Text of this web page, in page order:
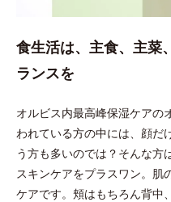
食生活は、主食、主菜
ランスを
オルビス内最高峰保湿ケアの
われている方の中には、顔だ
う方も多いのでは？そんな方
スキンケアをプラスワン。肌
ケアです。頬はもちろん背中